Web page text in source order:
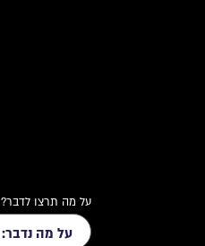
על מה תרצו לדבר?